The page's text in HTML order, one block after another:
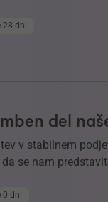
28 dni
del
v stabilnem
se nam
0 dni